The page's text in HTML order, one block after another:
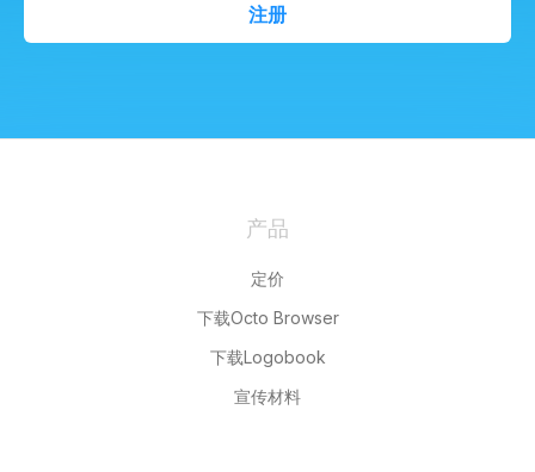
注册
产品
定价
下载Octo Browser
下载Logobook
宣传材料